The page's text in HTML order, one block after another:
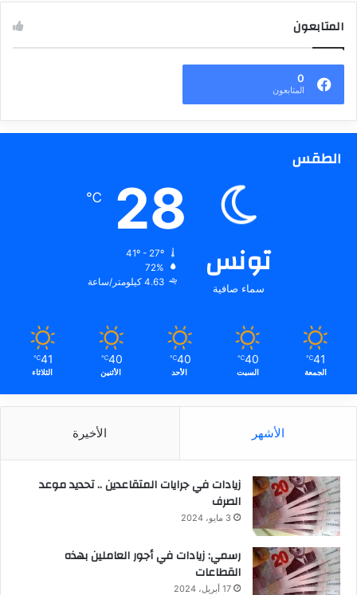
المتابعون
0
المتابعون
الطقس
تونس
سماء صافية
28
℃
72%
4.63 كيلومتر/ساعة
41
℃
الجمعة
40
℃
السبت
40
℃
الأحد
40
℃
الأثنين
41
℃
الثلاثاء
الأشهر الأخيرة
زيادات في جرايات المتقاعدين .. تحديد موعد
الصرف
3 مايو، 2024
رسمي: زيادات في أجور العاملين بهذه
القطاعات
17 أبريل، 2024